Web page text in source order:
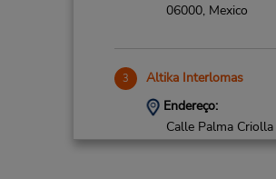
06000, Mexico
3 Altika Interlomas
Endereço:
Calle Palma
San Fernando La